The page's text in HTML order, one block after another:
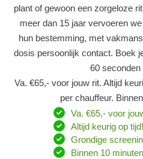
plant of gewoon een zorgeloze
meer dan 15 jaar vervoeren
hun bestemming, met
dosis persoonlijk contact. Boek
60 seconden
Va. €65,- voor jouw rit. Altijd
per chauffeur.
Va. €65,- voor
Altijd keurig op tijd!
Grondige
Binnen 10